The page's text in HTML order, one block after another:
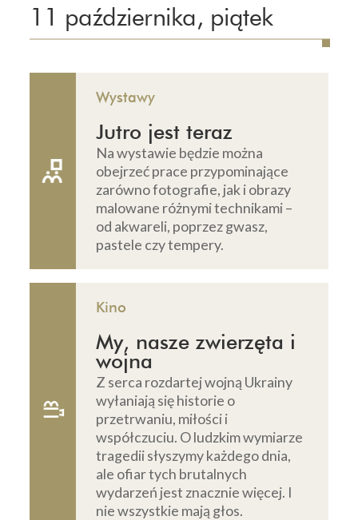
11 października, piątek
Wystawy
Jutro jest teraz
Na wystawie będzie można
obejrzeć prace przypominające
zarówno fotografie, jak i obrazy
malowane różnymi technikami –
od akwareli, poprzez gwasz,
pastele czy tempery.
Kino
My, nasze zwierzęta i
wojna
Z serca rozdartej wojną Ukrainy
wyłaniają się historie o
przetrwaniu, miłości i
współczuciu. O ludzkim wymiarze
tragedii słyszymy każdego dnia,
ale ofiar tych brutalnych
wydarzeń jest znacznie więcej. I
nie wszystkie mają głos.